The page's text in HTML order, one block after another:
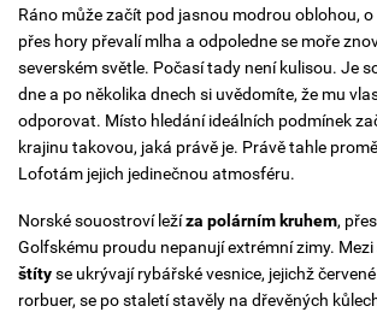
Ráno může začít pod jasnou modrou oblohou,
přes hory převalí mlha a odpoledne se moře
severském světle. Počasí tady není kulisou. Je
dne a po několika dnech si uvědomíte, že mu
odporovat. Místo hledání ideálních podmínek
krajinu takovou, jaká právě je. Právě tahle
Lofotám jejich jedinečnou atmosféru.
Norské souostroví ležíza polárním kruhem,
Golfskému proudu nepanují extrémní zimy. Mezi
štítyse ukrývají rybářské vesnice, jejichž
rorbuer, se po staletí stavěly na dřevěných